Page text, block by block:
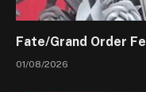
Fate/Grand Order
01/08/2026